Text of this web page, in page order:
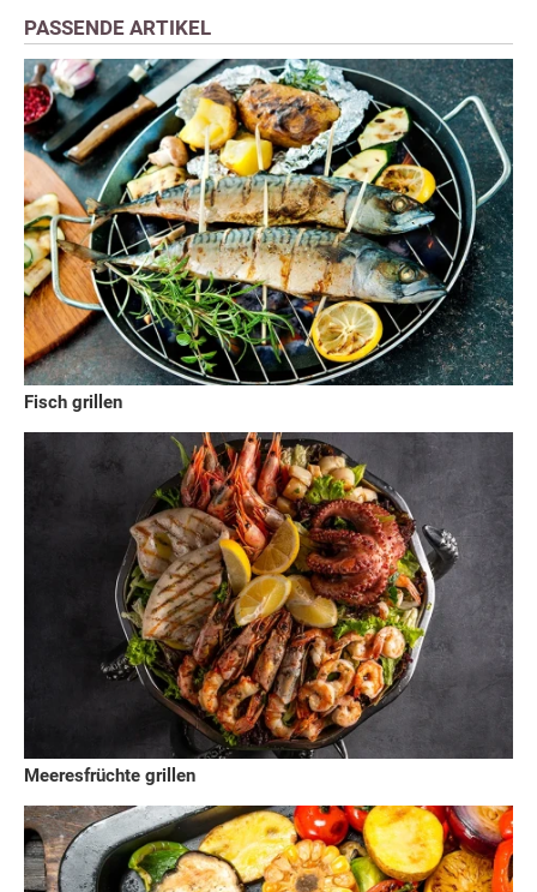
PASSENDE ARTIKEL
Fisch grillen
Meeresfrüchte grillen